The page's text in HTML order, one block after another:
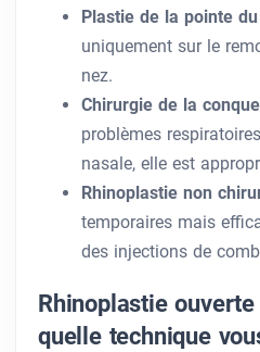
Plastie de la pointe
uniquement sur le
nez.
Chirurgie de la
problèmes
nasale, elle est
Rhinoplastie non
temporaires mais
des injections de
Rhinoplastie
quelle technique